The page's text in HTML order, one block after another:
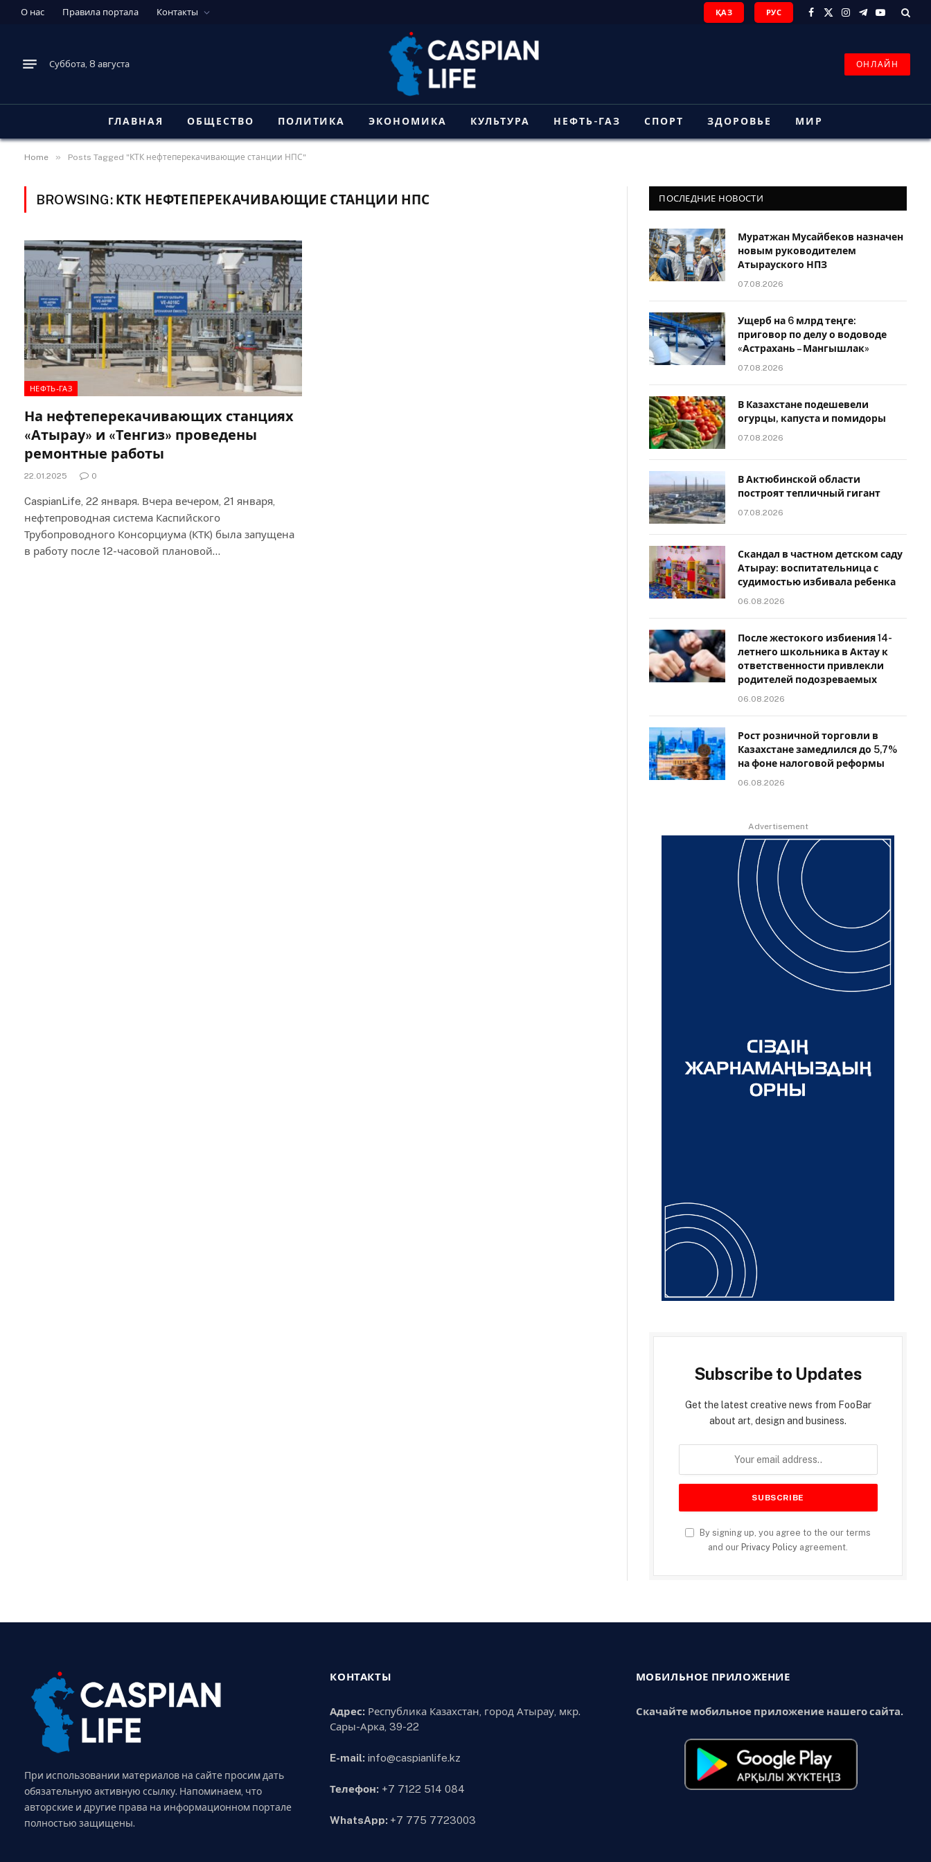
О нас Правила портала Контакты ҚАЗ РУС
Facebook
X
Instagram
Telegram
YouTube
Суббота, 8 августа ОНЛАЙН
ГЛАВНАЯ ОБЩЕСТВО ПОЛИТИКА ЭКОНОМИКА КУЛЬТУРА НЕФТЬ-ГАЗ СПОРТ ЗДОРОВЬЕ МИР
Home » Posts Tagged "КТК нефтеперекачивающие станции НПС"
BROWSING: КТК НЕФТЕПЕРЕКАЧИВАЮЩИЕ СТАНЦИИ НПС
НЕФТЬ-ГАЗ
На нефтеперекачивающих станциях
«Атырау» и «Тенгиз» проведены
ремонтные работы
22.01.2025 0
CaspianLife, 22 января. Вчера вечером, 21 января,
нефтепроводная система Каспийского
Трубопроводного Консорциума (КТК) была запущена
в работу после 12-часовой плановой…
ПОСЛЕДНИЕ НОВОСТИ
Муратжан Мусайбеков назначен
новым руководителем
Атырауского НПЗ
07.08.2026
Ущерб на 6 млрд теңге:
приговор по делу о водоводе
«Астрахань – Мангышлак»
07.08.2026
В Казахстане подешевели
огурцы, капуста и помидоры
07.08.2026
В Актюбинской области
построят тепличный гигант
07.08.2026
Скандал в частном детском саду
Атырау: воспитательница с
судимостью избивала ребенка
06.08.2026
После жестокого избиения 14-
летнего школьника в Актау к
ответственности привлекли
родителей подозреваемых
06.08.2026
Рост розничной торговли в
Казахстане замедлился до 5,7%
на фоне налоговой реформы
06.08.2026
Advertisement
Subscribe to Updates
Get the latest creative news from FooBar
about art, design and business.
By signing up, you agree to the our terms
and our Privacy Policy agreement.
При использовании материалов на сайте просим дать
обязательную активную ссылку. Напоминаем, что
авторские и другие права на информационном портале
полностью защищены.
КОНТАКТЫ
Адрес: Республика Казахстан, город Атырау, мкр.
Сары-Арка, 39-22
E-mail: info@caspianlife.kz
Телефон: +7 7122 514 084
WhatsApp: +7 775 7723003
МОБИЛЬНОЕ ПРИЛОЖЕНИЕ
Скачайте мобильное приложение нашего сайта.